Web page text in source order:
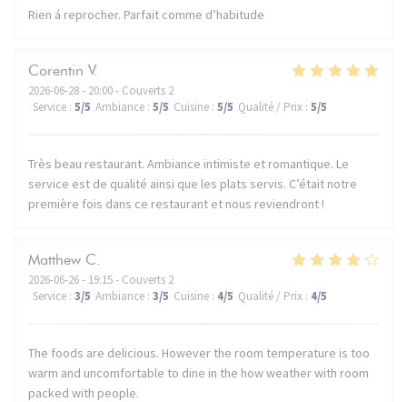
Rien á reprocher. Parfait comme d’habitude
Corentin V
2026-06-28- 20:00 - Couverts 2
Service : 5/5 Ambiance : 5/5 Cuisine : 5/5 Qualité / Prix : 5/5
Très beau restaurant. Ambiance intimiste et romantique. Le
service est de qualité ainsi que les plats servis. C’était notre
première fois dans ce restaurant et nous reviendront !
Matthew C
2026-06-26- 19:15 - Couverts 2
Service : 3/5 Ambiance : 3/5 Cuisine : 4/5 Qualité / Prix : 4/5
The foods are delicious. However the room temperature is too
warm and uncomfortable to dine in the how weather with room
packed with people.